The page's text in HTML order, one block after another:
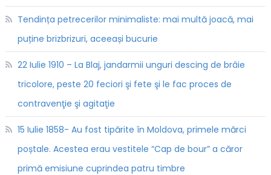
Tendința petrecerilor minimaliste: mai multă joacă, mai
puține brizbrizuri, aceeași bucurie
22 Iulie 1910 – La Blaj, jandarmii unguri descing de brâie
tricolore, peste 20 feciori şi fete şi le fac proces de
contravenţie şi agitaţie
15 Iulie 1858- Au fost tipărite în Moldova, primele mărci
poștale. Acestea erau vestitele “Cap de bour” a căror
primă emisiune cuprindea patru timbre